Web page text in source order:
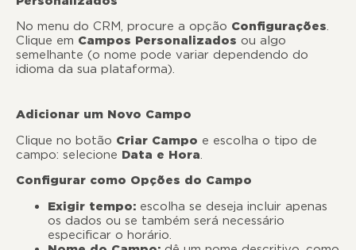
No menu do CRM, procure a opção Configurações.
Clique em Campos Personalizados ou algo
semelhante (o nome pode variar dependendo do
idioma da sua plataforma).
Adicionar um Novo Campo
Clique no botão Criar Campo e escolha o tipo de
campo: selecione Data e Hora.
Configurar como Opções do Campo
Exigir tempo: escolha se deseja incluir apenas
os dados ou se também será necessário
especificar o horário.